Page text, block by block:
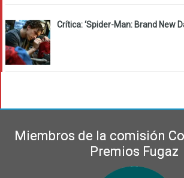
Crítica: ‘Spider-Man: Brand New
Miembros de la comisión
Premios Fugaz